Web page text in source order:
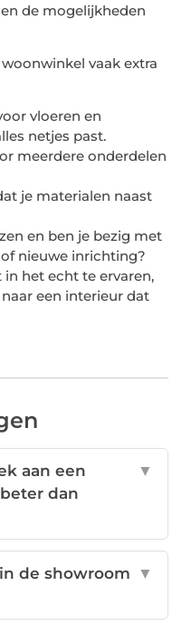
de mogelijkheden
vaak extra
vloeren en
netjes past.
meerdere onderdelen
je materialen naast
en ben je bezig met
nieuwe inrichting?
het echt te ervaren,
een interieur dat
aan een
dan
▼
de showroom
▼